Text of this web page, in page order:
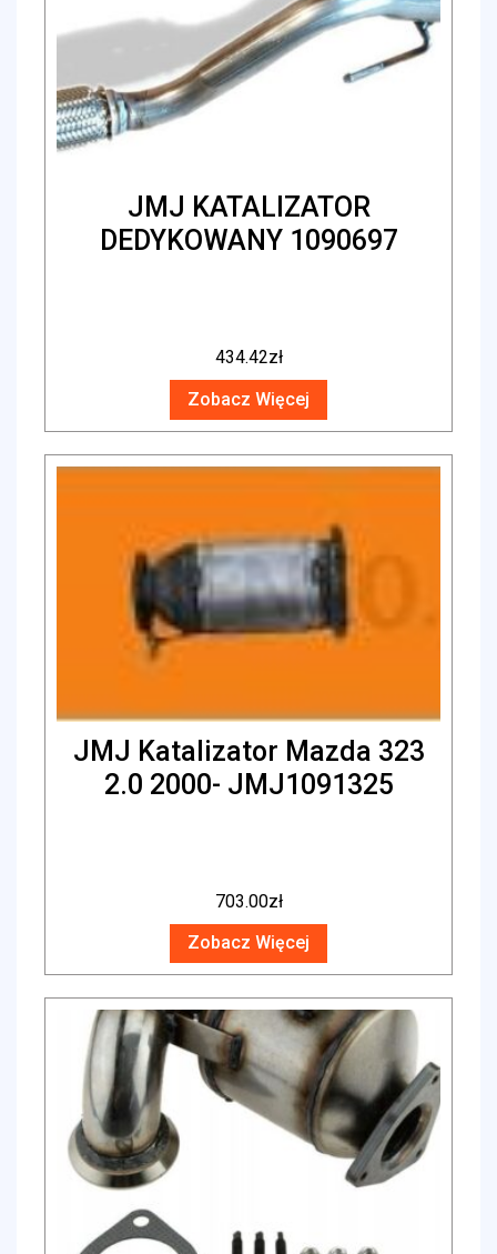
JMJ KATALIZATOR
DEDYKOWANY 1090697
434.42zł
Zobacz Więcej
JMJ Katalizator Mazda 323
2.0 2000- JMJ1091325
703.00zł
Zobacz Więcej